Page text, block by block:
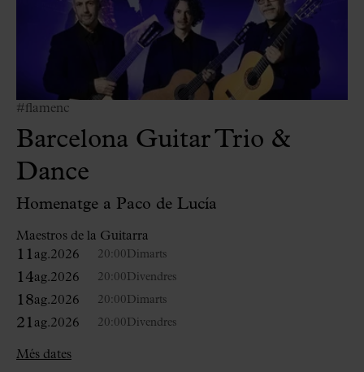
#flamenc
Barcelona Guitar Trio &
Dance
Homenatge a Paco de Lucía
Maestros de la Guitarra
11 ag.2026 20:00Dimarts
14ag.2026 20:00Divendres
18ag.2026 20:00Dimarts
21 ag.2026 20:00Divendres
Més dates